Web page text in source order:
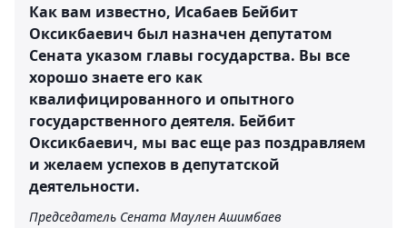
Как вам известно, Исабаев Бейбит
Оксикбаевич был назначен депутатом
Сената указом главы государства. Вы все
хорошо знаете его как
квалифицированного и опытного
государственного деятеля. Бейбит
Оксикбаевич, мы вас еще раз поздравляем
и желаем успехов в депутатской
деятельности.
Председатель Сената Маулен Ашимбаев